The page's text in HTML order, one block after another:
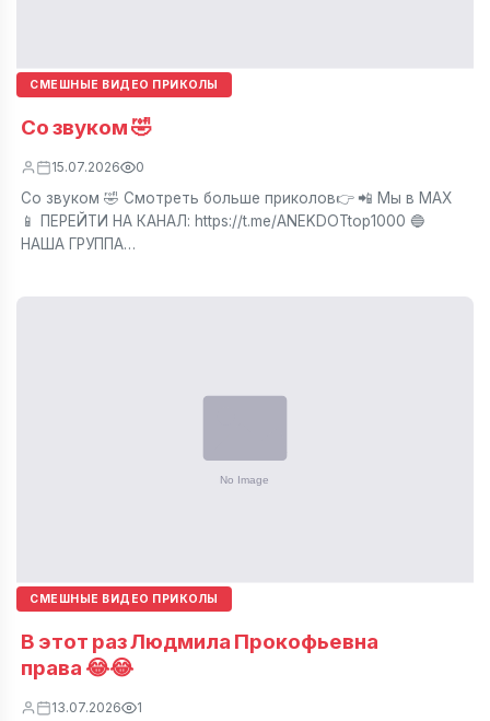
СМЕШНЫЕ ВИДЕО ПРИКОЛЫ
Со звуком 🤣
15.07.2026 0
Со звуком 🤣 Смотреть больше приколов👉 📲 Мы в МАХ
📱 ПЕРЕЙТИ НА КАНАЛ: https://t.me/ANEKDOTtop1000 🔵
НАША ГРУППА…
СМЕШНЫЕ ВИДЕО ПРИКОЛЫ
В этот раз Людмила Прокофьевна
права 😂😂
13.07.2026 1